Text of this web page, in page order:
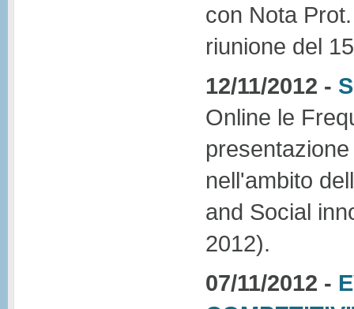
con Nota
riunione del
12/11/2012 -
Online le
nell'ambito
and Social
2012).
07/11/2012 -